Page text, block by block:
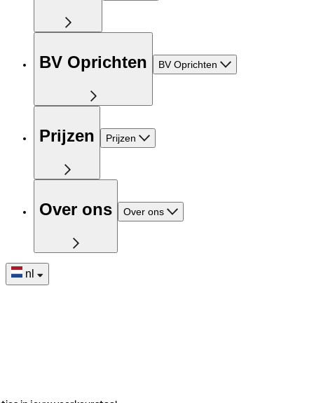
BV Oprichten BV Oprichten
Prijzen Prijzen
Over ons Over ons
nl